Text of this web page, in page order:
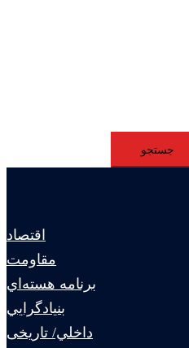
اقتصاد
مقاومت
برنامه هسته‌اي
بنيادگرايي
داخلي/ تاریخی